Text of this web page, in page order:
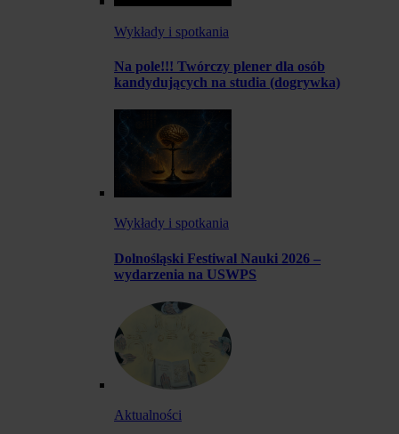
Wykłady i spotkania
Na pole!!! Twórczy plener dla osób
kandydujących na studia (dogrywka)
Wykłady i spotkania
Dolnośląski Festiwal Nauki 2026 –
wydarzenia na USWPS
Aktualności